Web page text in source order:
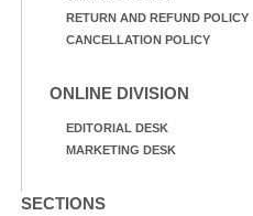
RETURN AND REFUND POLICY
CANCELLATION POLICY
ONLINE DIVISION
EDITORIAL DESK
MARKETING DESK
SECTIONS